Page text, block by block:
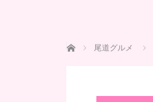
ホーム 尾道グルメ